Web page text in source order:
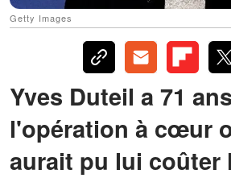
Getty Images
Yves Duteil a 71
l'opération à cœur
aurait pu lui coûter